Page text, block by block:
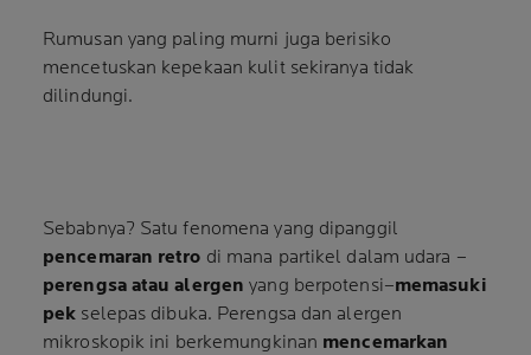
Rumusan yang paling murni juga berisiko
mencetuskan kepekaan kulit sekiranya tidak
dilindungi.
Sebabnya? Satu fenomena yang dipanggil
pencemaran retro di mana partikel dalam udara –
perengsa atau alergen yang berpotensi–memasuki
pek selepas dibuka. Perengsa dan alergen
mikroskopik ini berkemungkinan mencemarkan